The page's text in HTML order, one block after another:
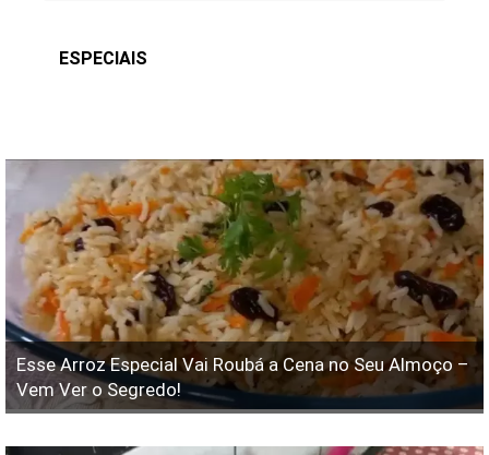
ESPECIAIS
Esse Arroz Especial Vai Roubá a Cena no Seu Almoço –
Vem Ver o Segredo!